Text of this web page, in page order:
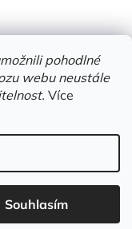
pohodlné
webu neustále
Více
Souhlasím
| Mělník. Všechna
cookies